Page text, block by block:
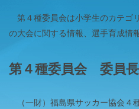
第４種委員会は小学生のカテゴ
の大会に関する情報、選手育成情
第４種委員会 委員
（一財）福島県サッカー協会４